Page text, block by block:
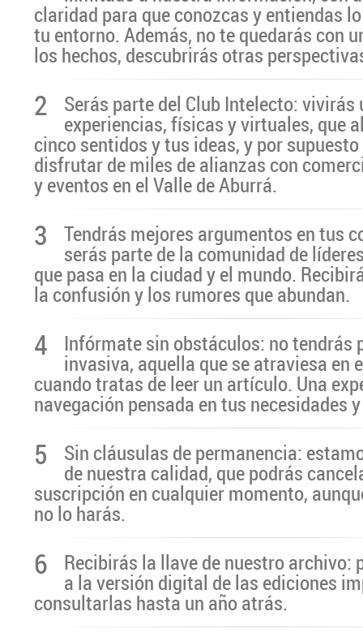
claridad para que conozcas y entiendas
tu entorno. Además, no te quedarás con
los hechos, descubrirás otras
2 Serás parte del Club Intelecto: vivirás
experiencias, físicas y virtuales, que
cinco sentidos y tus ideas, y por
disfrutar de miles de alianzas con
y eventos en el Valle de Aburrá.
3 Tendrás mejores argumentos en tus
serás parte de la comunidad de
que pasa en la ciudad y el mundo.
la confusión y los rumores que abundan.
4 Infórmate sin obstáculos: no tendrás
invasiva, aquella que se atraviesa en
cuando tratas de leer un artículo. Una
navegación pensada en tus necesidades
5 Sin cláusulas de permanencia:
de nuestra calidad, que podrás
suscripción en cualquier momento,
no lo harás.
6 Recibirás la llave de nuestro archivo:
a la versión digital de las ediciones
consultarlas hasta un año atrás.